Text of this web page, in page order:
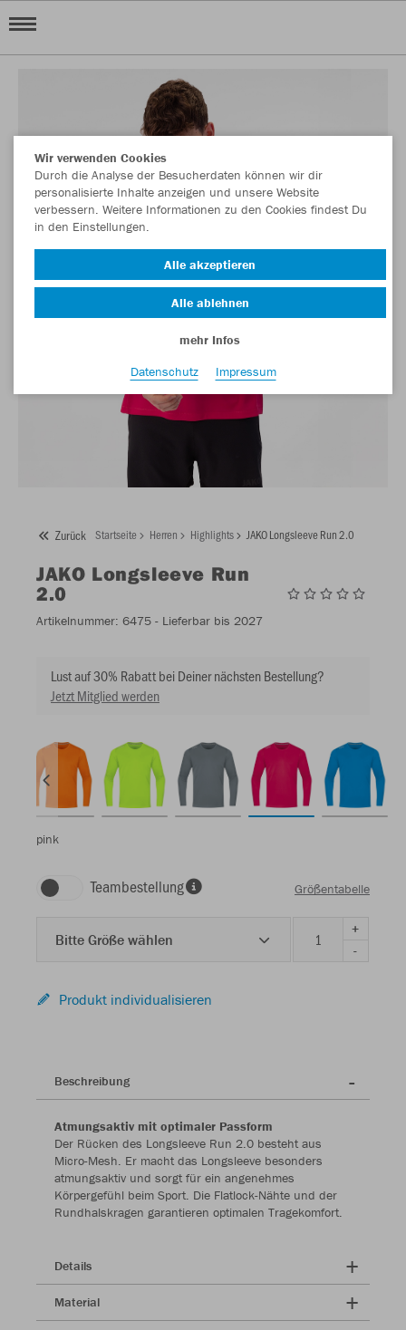
Zurück Startseite Herren Highlights JAKO Longsleeve Run 2.0
JAKO Longsleeve Run
2.0
Artikelnummer: 6475 - Lieferbar bis 2027
Lust auf 30% Rabatt bei Deiner nächsten Bestellung?
Jetzt Mitglied werden
pink
Teambestellung Größentabelle
Bitte Größe wählen
+
-
Produkt individualisieren
Beschreibung
Atmungsaktiv mit optimaler Passform
Der Rücken des Longsleeve Run 2.0 besteht aus
Micro-Mesh. Er macht das Longsleeve besonders
atmungsaktiv und sorgt für ein angenehmes
Körpergefühl beim Sport. Die Flatlock-Nähte und der
Rundhalskragen garantieren optimalen Tragekomfort.
Details
Material
Wir verwenden Cookies
Durch die Analyse der Besucherdaten können wir dir
personalisierte Inhalte anzeigen und unsere Website
verbessern. Weitere Informationen zu den Cookies findest Du
in den Einstellungen.
Alle akzeptieren
Alle ablehnen
mehr Infos
Datenschutz
Impressum